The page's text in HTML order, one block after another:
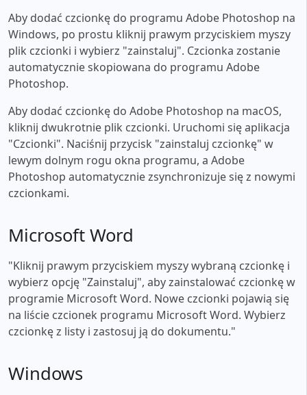
Aby dodać czcionkę do programu Adobe Photoshop na
Windows, po prostu kliknij prawym przyciskiem myszy
plik czcionki i wybierz "zainstaluj". Czcionka zostanie
automatycznie skopiowana do programu Adobe
Photoshop.
Aby dodać czcionkę do Adobe Photoshop na macOS,
kliknij dwukrotnie plik czcionki. Uruchomi się aplikacja
"Czcionki". Naciśnij przycisk "zainstaluj czcionkę" w
lewym dolnym rogu okna programu, a Adobe
Photoshop automatycznie zsynchronizuje się z nowymi
czcionkami.
Microsoft Word
"Kliknij prawym przyciskiem myszy wybraną czcionkę i
wybierz opcję "Zainstaluj", aby zainstalować czcionkę w
programie Microsoft Word. Nowe czcionki pojawią się
na liście czcionek programu Microsoft Word. Wybierz
czcionkę z listy i zastosuj ją do dokumentu."
Windows